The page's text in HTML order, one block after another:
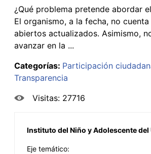
¿Qué problema pretende abordar
El organismo, a la fecha, no
abiertos actualizados. Asimismo,
avanzar en la ...
Categorías: Participación
Transparencia
Visitas: 27716
Instituto del Niño y Adolescente del
Eje temático: